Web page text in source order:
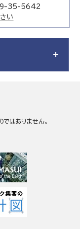
35-5642
い
ではありません。